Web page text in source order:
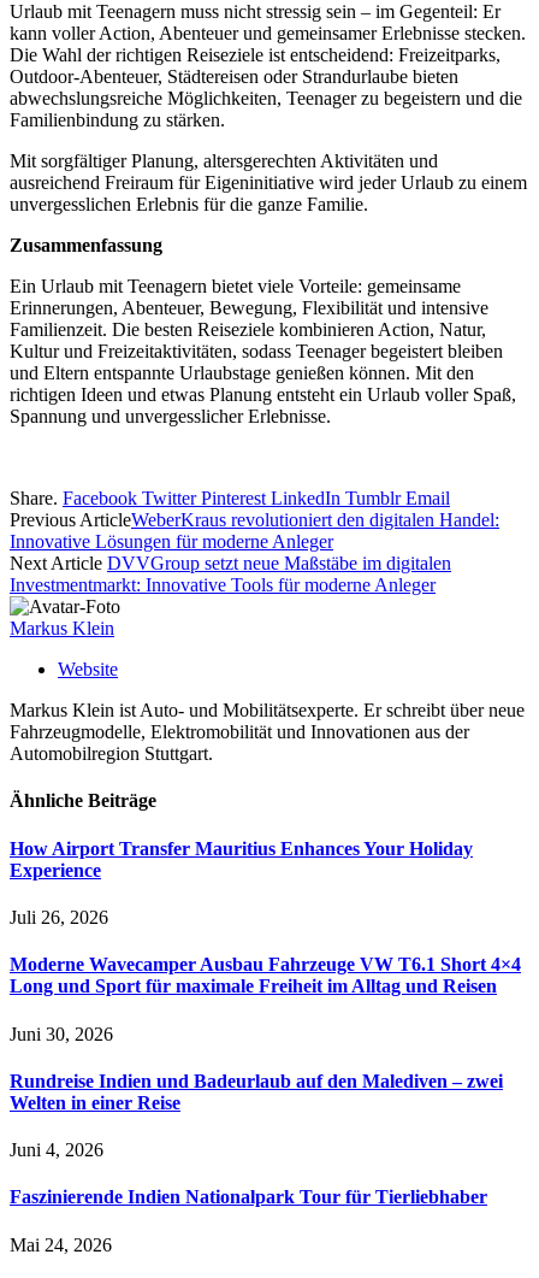
Urlaub mit Teenagern muss nicht stressig sein – im Gegenteil: Er
kann voller Action, Abenteuer und gemeinsamer Erlebnisse stecken.
Die Wahl der richtigen Reiseziele ist entscheidend: Freizeitparks,
Outdoor-Abenteuer, Städtereisen oder Strandurlaube bieten
abwechslungsreiche Möglichkeiten, Teenager zu begeistern und die
Familienbindung zu stärken.
Mit sorgfältiger Planung, altersgerechten Aktivitäten und
ausreichend Freiraum für Eigeninitiative wird jeder Urlaub zu einem
unvergesslichen Erlebnis für die ganze Familie.
Zusammenfassung
Ein Urlaub mit Teenagern bietet viele Vorteile: gemeinsame
Erinnerungen, Abenteuer, Bewegung, Flexibilität und intensive
Familienzeit. Die besten Reiseziele kombinieren Action, Natur,
Kultur und Freizeitaktivitäten, sodass Teenager begeistert bleiben
und Eltern entspannte Urlaubstage genießen können. Mit den
richtigen Ideen und etwas Planung entsteht ein Urlaub voller Spaß,
Spannung und unvergesslicher Erlebnisse.
Share. Facebook Twitter Pinterest LinkedIn Tumblr Email
Previous ArticleWeberKraus revolutioniert den digitalen Handel:
Innovative Lösungen für moderne Anleger
Next Article DVVGroup setzt neue Maßstäbe im digitalen
Investmentmarkt: Innovative Tools für moderne Anleger
Markus Klein
Website
Markus Klein ist Auto- und Mobilitätsexperte. Er schreibt über neue
Fahrzeugmodelle, Elektromobilität und Innovationen aus der
Automobilregion Stuttgart.
Ähnliche Beiträge
How Airport Transfer Mauritius Enhances Your Holiday
Experience
Juli 26, 2026
Moderne Wavecamper Ausbau Fahrzeuge VW T6.1 Short 4×4
Long und Sport für maximale Freiheit im Alltag und Reisen
Juni 30, 2026
Rundreise Indien und Badeurlaub auf den Malediven – zwei
Welten in einer Reise
Juni 4, 2026
Faszinierende Indien Nationalpark Tour für Tierliebhaber
Mai 24, 2026